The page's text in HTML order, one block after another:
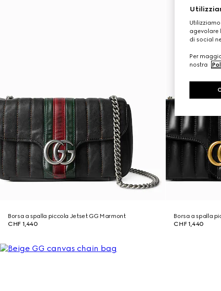
Borsa a spalla piccola Jetset GG Marmont
CHF 1,440
Borsa a spalla
CHF 1,440
agevolare
di social
Per
nostra